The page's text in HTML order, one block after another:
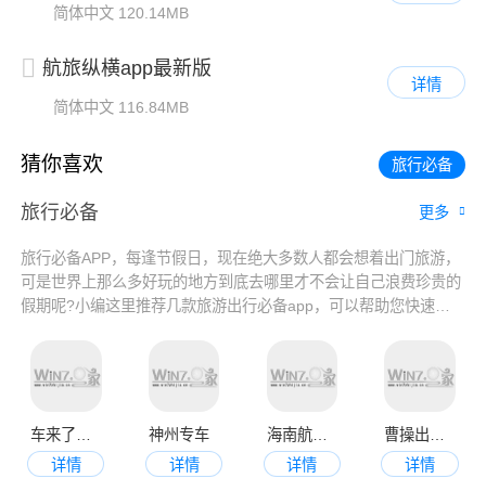
简体中文 120.14MB
航旅纵横app最新版
简体中文 116.84MB
详情
猜你喜欢 旅行必备
旅行必备 更多
旅行必备APP，每逢节假日，现在绝大多数人都会想着出门旅游，
可是世界上那么多好玩的地方到底去哪里才不会让自己浪费珍贵的
假期呢?小编这里推荐几款旅游出行必备app，可以帮助您快速了
搞定。喜欢的朋友赶快下载吧!
详情
神州专车
详情
海南航空app官网版
详情
详情